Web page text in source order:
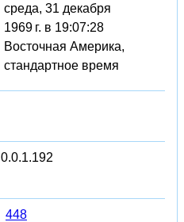
среда, 31 декабря
1969 г. в 19:07:28
Восточная Америка,
стандартное время
0.0.1.192
448